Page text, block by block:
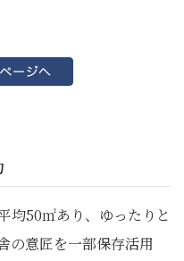
均50㎡あり、ゆったりと
の意匠を一部保存活用